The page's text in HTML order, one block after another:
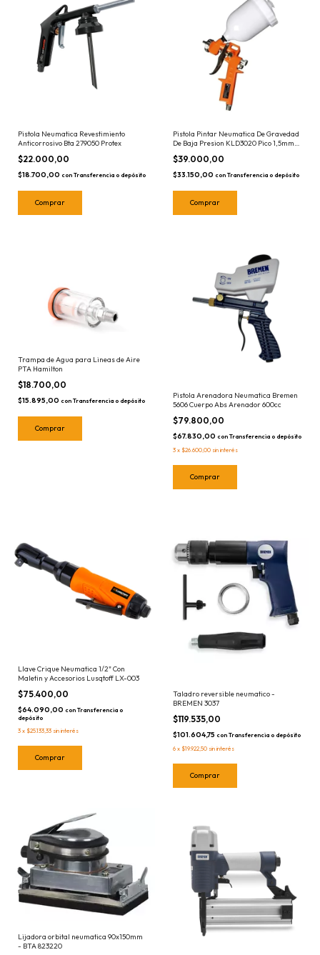
Pistola Neumatica Revestimiento
Anticorrosivo Bta 279050 Protex
$22.000,00
$18.700,00 con Transferencia o depósito
Pistola Pintar Neumatica De Gravedad
De Baja Presion KLD3020 Pico 1,5mm
KLD
$39.000,00
$33.150,00 con Transferencia o depósito
Trampa de Agua para Lineas de Aire
PTA Hamilton
$18.700,00
$15.895,00 con Transferencia o depósito
Pistola Arenadora Neumatica Bremen
5606 Cuerpo Abs Arenador 600cc
$79.800,00
$67.830,00 con Transferencia o depósito
3 x $26.600,00 sin interés
Llave Crique Neumatica 1/2" Con
Maletin y Accesorios Lusqtoff LX-003
$75.400,00
$64.090,00 con Transferencia o
depósito
3 x $25.133,33 sin interés
Taladro reversible neumatico -
BREMEN 3037
$119.535,00
$101.604,75 con Transferencia o depósito
6 x $19.922,50 sin interés
Lijadora orbital neumatica 90x150mm
- BTA 823220